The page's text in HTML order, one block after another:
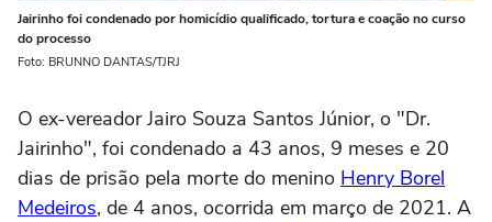
Jairinho foi condenado por homicídio qualificado, tortura e coação no curso
do processo
Foto: BRUNNO DANTAS/TJRJ
O ex-vereador Jairo Souza Santos Júnior, o "Dr.
Jairinho", foi condenado a 43 anos, 9 meses e 20
dias de prisão pela morte do menino Henry Borel
Medeiros, de 4 anos, ocorrida em março de 2021. A